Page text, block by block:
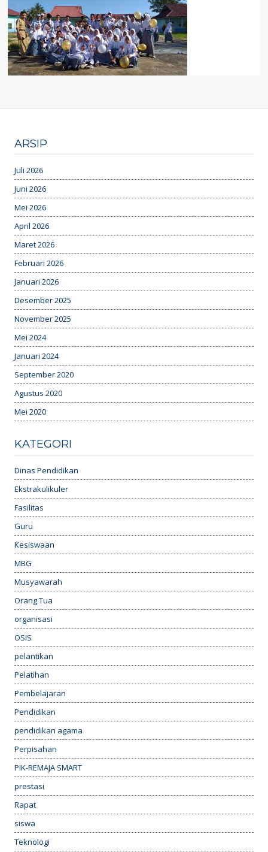
ARSIP
Juli 2026
Juni 2026
Mei 2026
April 2026
Maret 2026
Februari 2026
Januari 2026
Desember 2025
November 2025
Mei 2024
Januari 2024
September 2020
Agustus 2020
Mei 2020
KATEGORI
Dinas Pendidikan
Ekstrakulikuler
Fasilitas
Guru
Kesiswaan
MBG
Musyawarah
Orang Tua
organisasi
OSIS
pelantikan
Pelatihan
Pembelajaran
Pendidikan
pendidikan agama
Perpisahan
PIK-REMAJA SMART
prestasi
Rapat
siswa
Teknologi